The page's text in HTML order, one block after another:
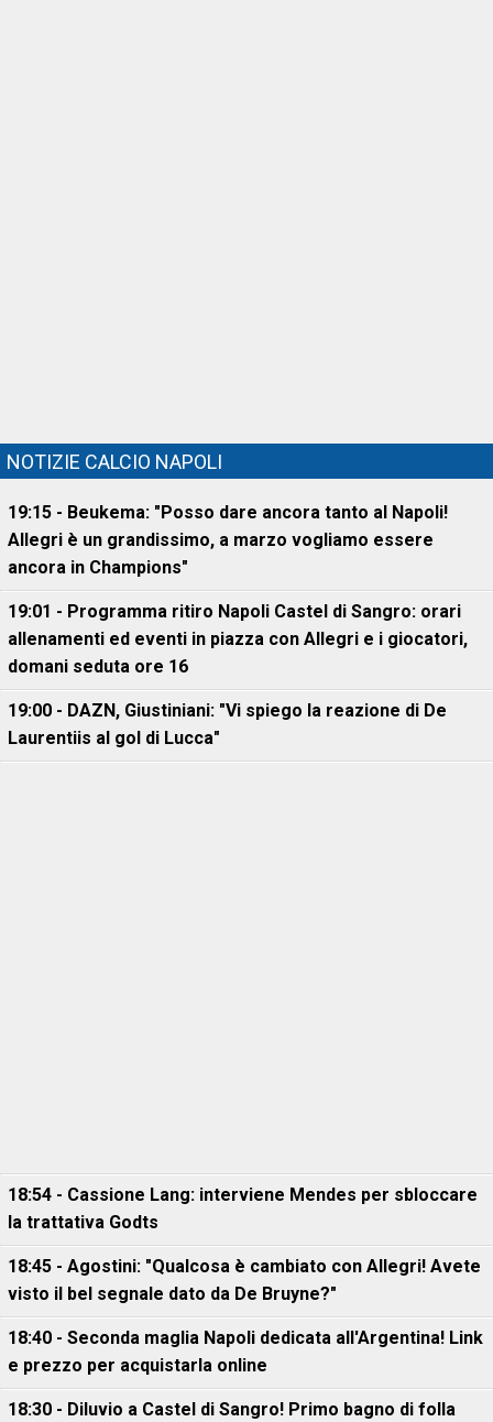
NOTIZIE CALCIO NAPOLI
19:15 - Beukema: "Posso dare ancora tanto al Napoli!
Allegri è un grandissimo, a marzo vogliamo essere
ancora in Champions"
19:01 - Programma ritiro Napoli Castel di Sangro: orari
allenamenti ed eventi in piazza con Allegri e i giocatori,
domani seduta ore 16
19:00 - DAZN, Giustiniani: "Vi spiego la reazione di De
Laurentiis al gol di Lucca"
18:54 - Cassione Lang: interviene Mendes per sbloccare
la trattativa Godts
18:45 - Agostini: "Qualcosa è cambiato con Allegri! Avete
visto il bel segnale dato da De Bruyne?"
18:40 - Seconda maglia Napoli dedicata all'Argentina! Link
e prezzo per acquistarla online
18:30 - Diluvio a Castel di Sangro! Primo bagno di folla